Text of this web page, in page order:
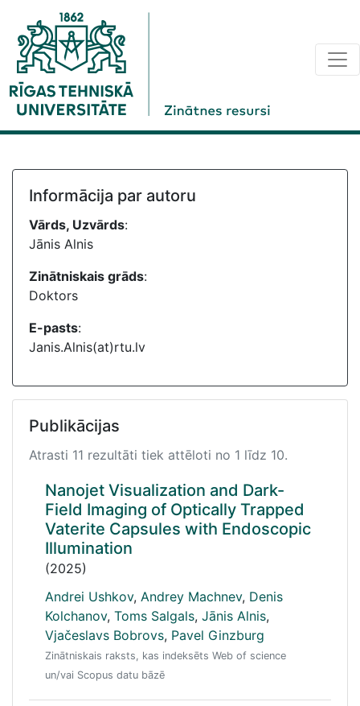
Informācija par autoru
Vārds, Uzvārds:
Jānis Alnis
Zinātniskais grāds:
Doktors
E-pasts:
Janis.Alnis(at)rtu.lv
Publikācijas
Atrasti 11 rezultāti tiek attēloti no 1 līdz 10.
Nanojet Visualization and Dark-
Field Imaging of Optically Trapped
Vaterite Capsules with Endoscopic
Illumination
(2025)
Andrei Ushkov, Andrey Machnev, Denis
Kolchanov, Toms Salgals, Jānis Alnis,
Vjačeslavs Bobrovs, Pavel Ginzburg
Zinātniskais raksts, kas indeksēts Web of science
un/vai Scopus datu bāzē